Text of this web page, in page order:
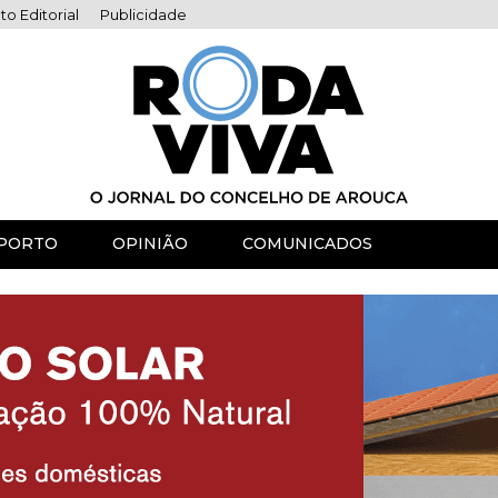
Editorial Publicidade
OPINIÃO COMUNICADOS